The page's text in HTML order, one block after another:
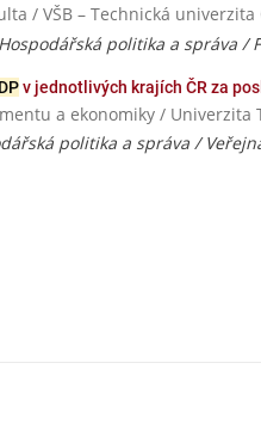
/ VŠB – Technická univerzita
Hospodářská politika a správa /
v jednotlivých krajích ČR za
a ekonomiky / Univerzita
politika a správa /